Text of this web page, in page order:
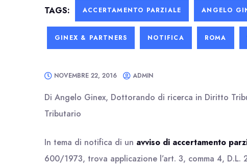
TAGS: ACCERTAMENTO PARZIALE ANGELO
GINEX & PARTNERS NOTIFICA ROMA
NOVEMBRE 22, 2016 ADMIN
Di Angelo Ginex, Dottorando di ricerca in Diritto
Tributario
In tema di notifica di un avviso di accertamento
600/1973, trova applicazione l’art. 3, comma 4, D.L.